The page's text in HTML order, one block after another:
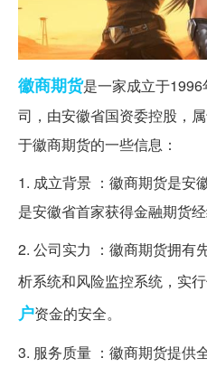
徽商期货是一家成立于
司，由安徽省国资委控股，
于徽商期货的一些信息：
1. 成立背景 ：徽商期货是安
是安徽省首家获得金融期货
2. 公司实力 ：徽商期货拥有
析系统和风险监控系统，实
户资金的安全。
3. 服务质量 ：徽商期货提供